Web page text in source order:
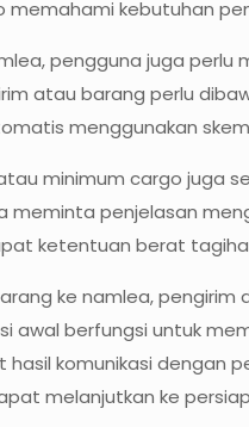
kebutuhan
pengguna juga
atau barang perlu
menggunakan
minimum cargo juga
meminta penjelasan
ketentuan berat
ke namlea,
awal berfungsi untuk
komunikasi dengan
melanjutkan ke